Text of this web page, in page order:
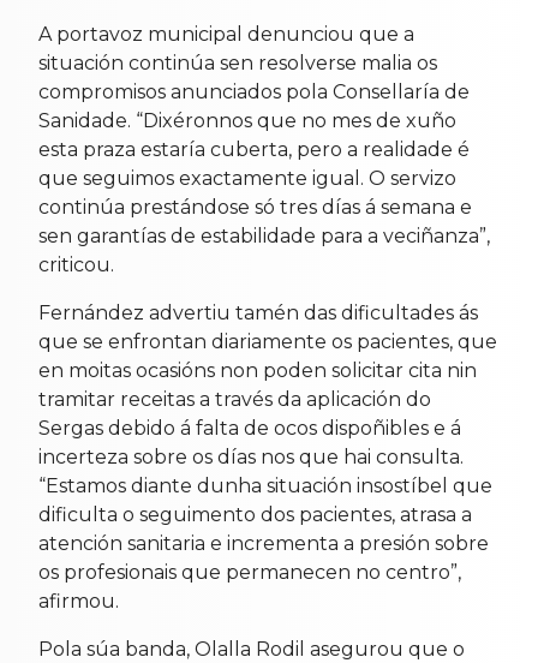
A portavoz municipal denunciou que a
situación continúa sen resolverse malia os
compromisos anunciados pola Consellaría de
Sanidade. “Dixéronnos que no mes de xuño
esta praza estaría cuberta, pero a realidade é
que seguimos exactamente igual. O servizo
continúa prestándose só tres días á semana e
sen garantías de estabilidade para a veciñanza”,
criticou.
Fernández advertiu tamén das dificultades ás
que se enfrontan diariamente os pacientes, que
en moitas ocasións non poden solicitar cita nin
tramitar receitas a través da aplicación do
Sergas debido á falta de ocos dispoñibles e á
incerteza sobre os días nos que hai consulta.
“Estamos diante dunha situación insostíbel que
dificulta o seguimento dos pacientes, atrasa a
atención sanitaria e incrementa a presión sobre
os profesionais que permanecen no centro”,
afirmou.
Pola súa banda, Olalla Rodil asegurou que o